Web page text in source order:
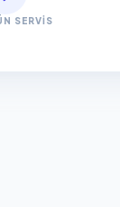
SERVIS